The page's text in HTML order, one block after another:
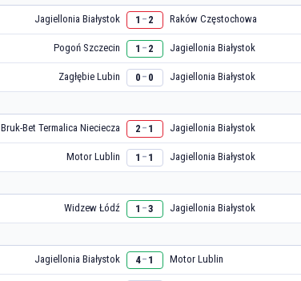
Jagiellonia Białystok 1 – 2 Raków Częstochowa
Pogoń Szczecin 1 – 2 Jagiellonia Białystok
Zagłębie Lubin 0 – 0 Jagiellonia Białystok
Bruk-Bet Termalica Nieciecza 2 – 1 Jagiellonia Białystok
Motor Lublin 1 – 1 Jagiellonia Białystok
Widzew Łódź 1 –3 Jagiellonia Białystok
Jagiellonia Białystok 4– 1 Motor Lublin